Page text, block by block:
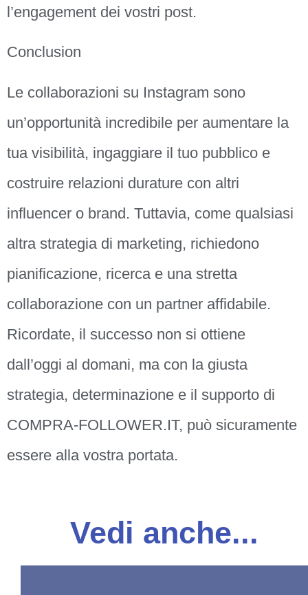
l’engagement dei vostri post.
Conclusion
Le collaborazioni su Instagram sono
un’opportunità incredibile per aumentare la
tua visibilità, ingaggiare il tuo pubblico e
costruire relazioni durature con altri
influencer o brand. Tuttavia, come qualsiasi
altra strategia di marketing, richiedono
pianificazione, ricerca e una stretta
collaborazione con un partner affidabile.
Ricordate, il successo non si ottiene
dall’oggi al domani, ma con la giusta
strategia, determinazione e il supporto di
COMPRA-FOLLOWER.IT, può sicuramente
essere alla vostra portata.
Vedi anche...